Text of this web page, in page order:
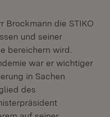
Brockmann die STIKO
und seiner
bereichern wird.
war er wichtiger
in Sachen
des